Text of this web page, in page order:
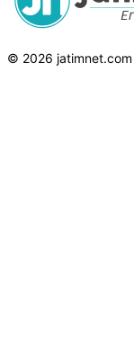
© 2026 jatimnet.com